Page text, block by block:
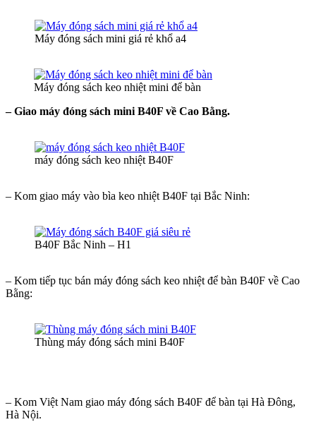
Máy đóng sách mini giá rẻ khổ a4
Máy đóng sách keo nhiệt mini để bàn
– Giao máy đóng sách mini B40F về Cao Bằng.
máy đóng sách keo nhiệt B40F
– Kom giao máy vào bìa keo nhiệt B40F tại Bắc Ninh:
B40F Bắc Ninh – H1
– Kom tiếp tục bán máy đóng sách keo nhiệt để bàn B40F về Cao
Bằng:
Thùng máy đóng sách mini B40F
– Kom Việt Nam giao máy đóng sách B40F để bàn tại Hà Đông,
Hà Nội.